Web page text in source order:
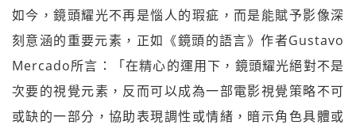
如今，鏡頭耀光不再是惱人的瑕疵，而是能賦予影像深
刻意涵的重要元素，正如《鏡頭的語言》作者Gustavo
Mercado所言：「在精心的運用下，鏡頭耀光絕對不是
次要的視覺元素，反而可以成為一部電影視覺策略不可
或缺的一部分，協助表現調性或情緒，暗示角色具體或